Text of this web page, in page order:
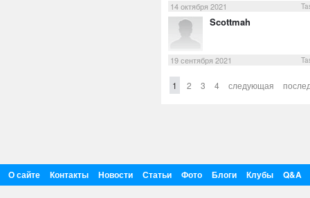
14 октября 2021
Scottmah
19 сентября 2021
1 2 3 4 следующая
О сайте Контакты Новости Статьи Фото Блоги Клубы Q&A